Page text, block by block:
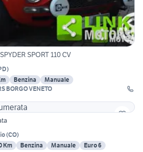
SPORT 110 CV
)
Benzina
Manuale
BORGO VENETO
(CO)
Km Benzina Manuale Euro 6